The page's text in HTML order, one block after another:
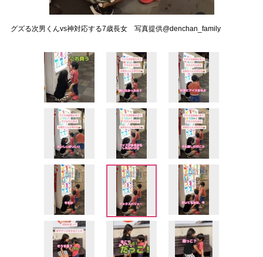
グズる次男くんvs神対応する7歳長女 写真提供@denchan_family